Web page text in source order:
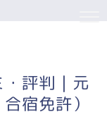
評判｜元
宿免許）